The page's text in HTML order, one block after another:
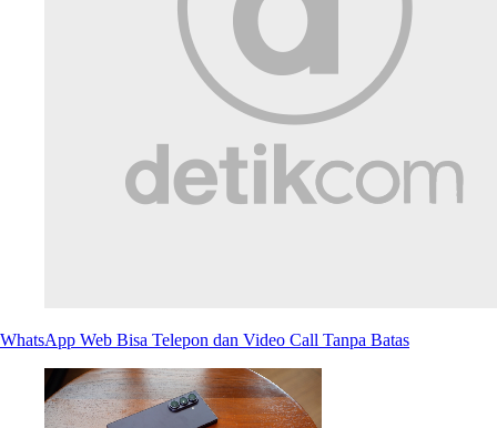
WhatsApp Web Bisa Telepon dan Video Call Tanpa Batas